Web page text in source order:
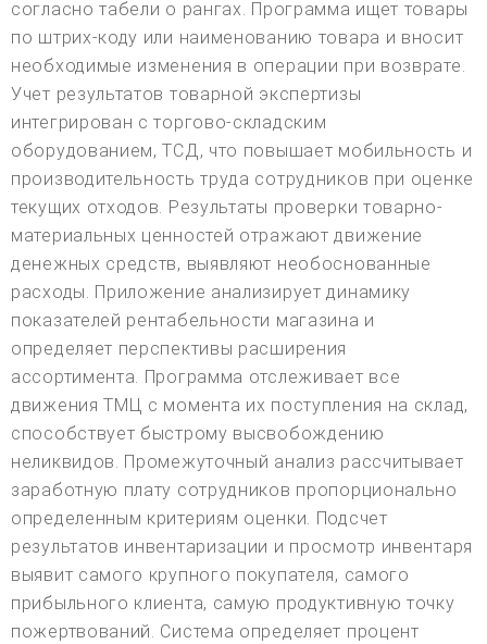
согласно табели о рангах. Программа ищет товары
по штрих-коду или наименованию товара и вносит
необходимые изменения в операции при возврате.
Учет результатов товарной экспертизы
интегрирован с торгово-складским
оборудованием, ТСД, что повышает мобильность и
производительность труда сотрудников при оценке
текущих отходов. Результаты проверки товарно-
материальных ценностей отражают движение
денежных средств, выявляют необоснованные
расходы. Приложение анализирует динамику
показателей рентабельности магазина и
определяет перспективы расширения
ассортимента. Программа отслеживает все
движения ТМЦ с момента их поступления на склад,
способствует быстрому высвобождению
неликвидов. Промежуточный анализ рассчитывает
заработную плату сотрудников пропорционально
определенным критериям оценки. Подсчет
результатов инвентаризации и просмотр инвентаря
выявит самого крупного покупателя, самого
прибыльного клиента, самую продуктивную точку
пожертвований. Система определяет процент